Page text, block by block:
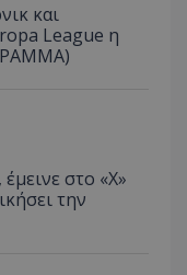
και
League η
στο «Χ»
την